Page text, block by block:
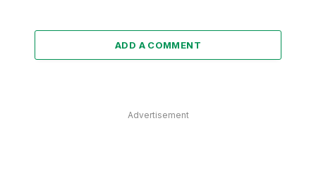
ADD A COMMENT
Advertisement